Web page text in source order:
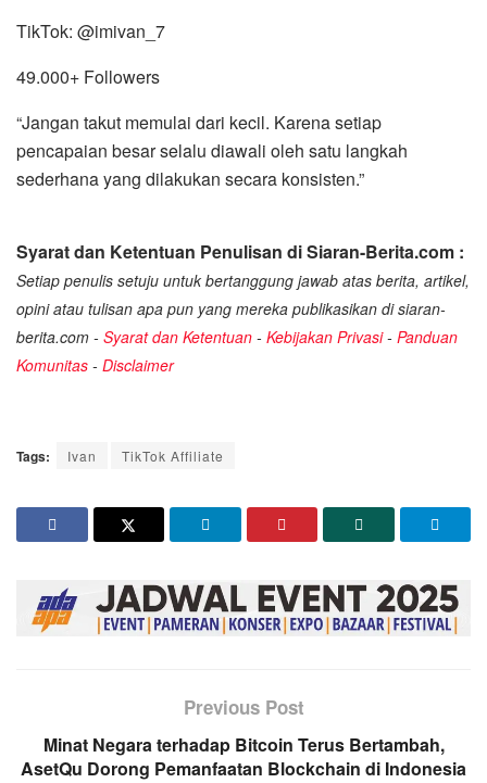
TikTok: @imivan_7
49.000+ Followers
“Jangan takut memulai dari kecil. Karena setiap
pencapaian besar selalu diawali oleh satu langkah
sederhana yang dilakukan secara konsisten.”
Syarat dan Ketentuan Penulisan di Siaran-Berita.com :
Setiap penulis setuju untuk bertanggung jawab atas berita, artikel,
opini atau tulisan apa pun yang mereka publikasikan di siaran-
berita.com - Syarat dan Ketentuan - Kebijakan Privasi- Panduan
Komunitas - Disclaimer
Tags: Ivan TikTok Affiliate
Previous Post
Minat Negara terhadap Bitcoin Terus Bertambah,
AsetQu Dorong Pemanfaatan Blockchain di Indonesia